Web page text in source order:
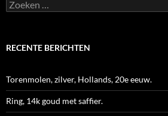
Zoeken
naar:
RECENTE BERICHTEN
Torenmolen, zilver, Hollands, 20e eeuw.
Ring, 14k goud met saffier.